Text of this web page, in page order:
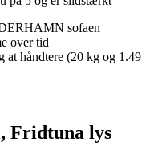
sofaen
over tid
håndtere (20 kg og 1.49
Fridtuna lys